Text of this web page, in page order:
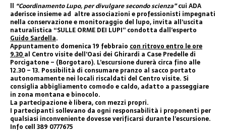
ll “Coordinamento Lupo, per divulgare secondo scienza”cui ADA
aderisce insieme ad altre associazioni e professionisti impegnati
nella conservazione e monitoraggio del lupo, invita all’uscita
naturalistica “SULLE ORME DEI LUPI” condotta dall’esperto
Guido Sardella.
Appuntamento domenica 19 febbraio con ritrovo entro le ore
9.30 al Centro visite dell’Oasi dei Ghirardi a Case Predelle di
Porcigatone – (Borgotaro). L’escursione durerà circa fino alle
12.30 – 13. Possibilità di consumare pranzo al sacco portato
autonomamente nei locali riscaldati del Centro visite. Si
consiglia abbigliamento comodo e caldo, adatto a passeggiare
in zona montana e binocolo.
La partecipazione è libera, con mezzi propri.
I partecipanti sollevano da ogni responsabilità i proponenti per
qualsiasi inconveniente dovesse verificarsi durante l’escursione.
Info cell 389 0777675